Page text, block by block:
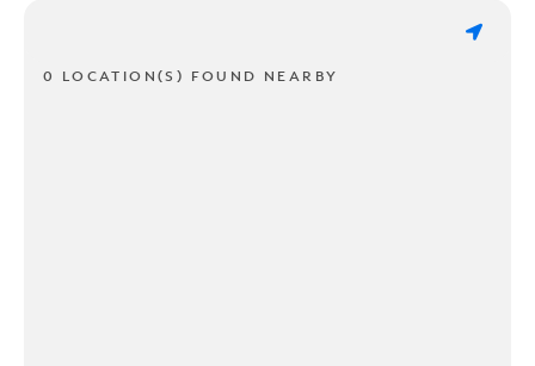
0 LOCATION(S) FOUND NEARBY